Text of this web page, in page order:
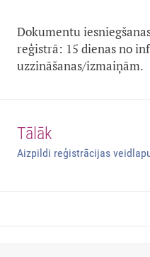
Dokumentu
reģistrā: 15 dienas no
uzzināšanas/izmaiņām.
Tālāk
Aizpildi reģistrācijas